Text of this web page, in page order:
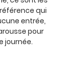
qui
entrée,
pour
journée.